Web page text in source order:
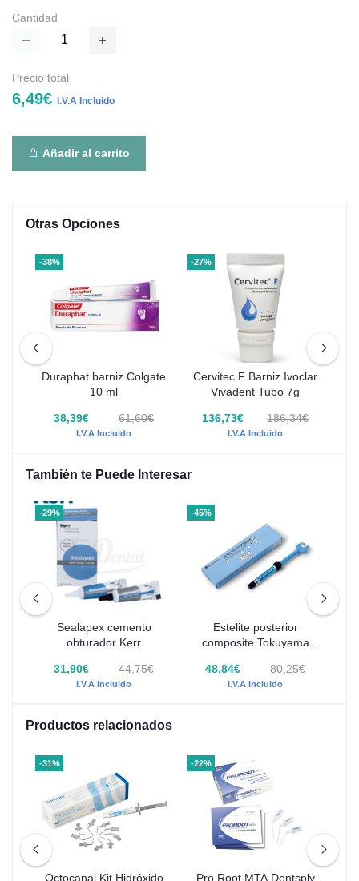
Cantidad
Precio total
6,49€ I.V.A Incluido
Añadir al carrito
Otras Opciones
-38%
Duraphat barniz Colgate
10 ml
38,39€ 61,60€
I.V.A Incluido
-27%
Cervitec F Barniz Ivoclar
Vivadent Tubo 7g
136,73€ 186,34€
I.V.A Incluido
También te Puede Interesar
-29%
Sealapex cemento
obturador Kerr
31,90€ 44,75€
I.V.A Incluido
-45%
Estelite posterior
composite Tokuyama
48,84€
80,25€
I.V.A Incluido
Productos relacionados
-31%
Octocanal Kit Hidróxido
-22%
Pro Root MTA Dentsply